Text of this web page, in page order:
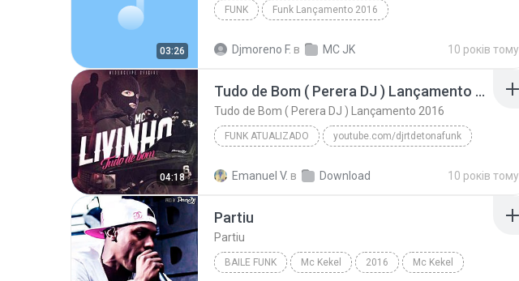
03:26
FUNK Funk Lançamento 2016
Djmoreno F. в MC JK 10 років тому
04:18
Tudo de Bom ( Perera DJ ) Lançamento 2016
Tudo de Bom ( Perera DJ ) Lançamento 2016
FUNK ATUALIZADO youtube.com/djrtdetonafunk
Emanuel V. в Download 10 років тому
Partiu
Partiu
BAILE FUNK Mc Kekel 2016 Mc Kekel